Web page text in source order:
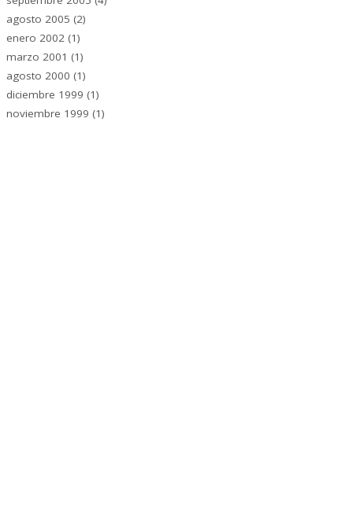
agosto 2005 (2)
enero 2002 (1)
marzo 2001 (1)
agosto 2000 (1)
diciembre 1999 (1)
noviembre 1999 (1)